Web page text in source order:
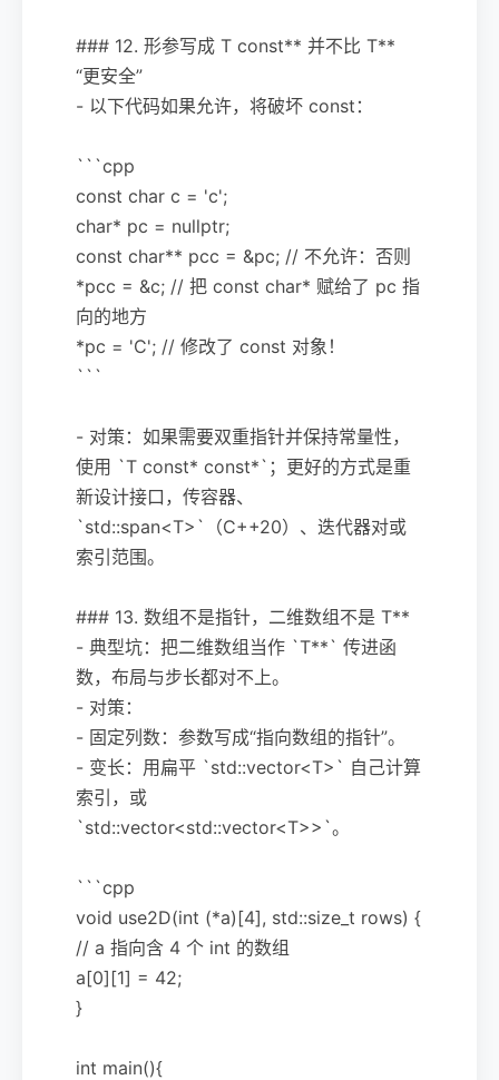
### 12. 形参写成 T const** 并不比 T**
“更安全”
- 以下代码如果允许，将破坏 const：
```cpp
const char c = 'c';
char* pc = nullptr;
const char** pcc = &pc; // 不允许：否则
*pcc = &c; // 把 const char* 赋给了 pc 指
向的地方
*pc = 'C'; // 修改了 const 对象！
```
- 对策：如果需要双重指针并保持常量性，
使用 `T const* const*`；更好的方式是重
新设计接口，传容器、
`std::span<T>`（C++20）、迭代器对或
索引范围。
### 13. 数组不是指针，二维数组不是 T**
- 典型坑：把二维数组当作 `T**` 传进函
数，布局与步长都对不上。
- 对策：
- 固定列数：参数写成“指向数组的指针”。
- 变长：用扁平 `std::vector<T>` 自己计算
索引，或
`std::vector<std::vector<T>>`。
```cpp
void use2D(int (*a)[4], std::size_t rows) {
// a 指向含 4 个 int 的数组
a[0][1] = 42;
}
int main(){